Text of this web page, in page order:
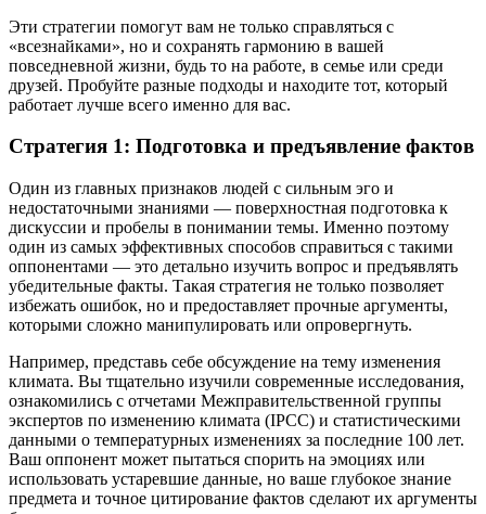
Эти стратегии помогут вам не только справляться с
«всезнайками», но и сохранять гармонию в вашей
повседневной жизни, будь то на работе, в семье или среди
друзей. Пробуйте разные подходы и находите тот, который
работает лучше всего именно для вас.
Стратегия 1: Подготовка и предъявление фактов
Один из главных признаков людей с сильным эго и
недостаточными знаниями — поверхностная подготовка к
дискуссии и пробелы в понимании темы. Именно поэтому
один из самых эффективных способов справиться с такими
оппонентами — это детально изучить вопрос и предъявлять
убедительные факты. Такая стратегия не только позволяет
избежать ошибок, но и предоставляет прочные аргументы,
которыми сложно манипулировать или опровергнуть.
Например, представь себе обсуждение на тему изменения
климата. Вы тщательно изучили современные исследования,
ознакомились с отчетами Межправительственной группы
экспертов по изменению климата (IPCC) и статистическими
данными о температурных изменениях за последние 100 лет.
Ваш оппонент может пытаться спорить на эмоциях или
использовать устаревшие данные, но ваше глубокое знание
предмета и точное цитирование фактов сделают их аргументы